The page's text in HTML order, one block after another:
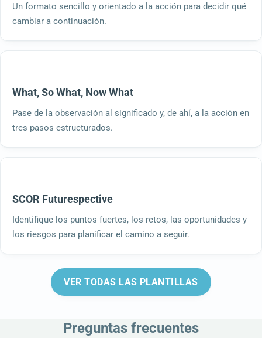
Un formato sencillo y orientado a la acción para decidir qué
cambiar a continuación.
What, So What, Now What
Pase de la observación al significado y, de ahí, a la acción en
tres pasos estructurados.
SCOR Futurespective
Identifique los puntos fuertes, los retos, las oportunidades y
los riesgos para planificar el camino a seguir.
VER TODAS LAS PLANTILLAS
Preguntas frecuentes